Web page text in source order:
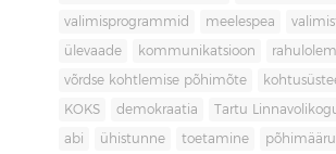
valimisprogrammid meelespea
ülevaade kommunikatsioon
võrdse kohtlemise põhimõte
KOKS demokraatia Tartu
abi ühistunne toetamine